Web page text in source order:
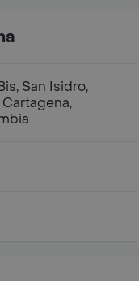
San Isidro,